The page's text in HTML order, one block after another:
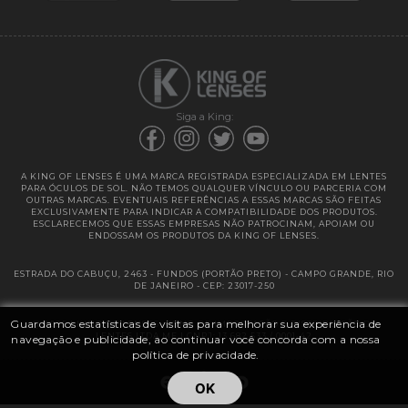
Guardamos estatísticas de visitas para melhorar sua experiência de
navegação e publicidade, ao continuar você concorda com a nossa
política de privacidade.
OK
Siga a King:
A KING OF LENSES É UMA MARCA REGISTRADA ESPECIALIZADA EM LENTES
PARA ÓCULOS DE SOL. NÃO TEMOS QUALQUER VÍNCULO OU PARCERIA COM
OUTRAS MARCAS. EVENTUAIS REFERÊNCIAS A ESSAS MARCAS SÃO FEITAS
EXCLUSIVAMENTE PARA INDICAR A COMPATIBILIDADE DOS PRODUTOS.
ESCLARECEMOS QUE ESSAS EMPRESAS NÃO PATROCINAM, APOIAM OU
ENDOSSAM OS PRODUTOS DA KING OF LENSES.
ESTRADA DO CABUÇU, 2463 - FUNDOS (PORTÃO PRETO) - CAMPO GRANDE, RIO
DE JANEIRO - CEP: 23017-250
@ 2025 | KING OF LENSES - KING OF IMPORTAÇÃO E DISTRIBUIÇÃO DE
LENTES LTDA ME | CNPJ: 13.682.533 / 0001-42